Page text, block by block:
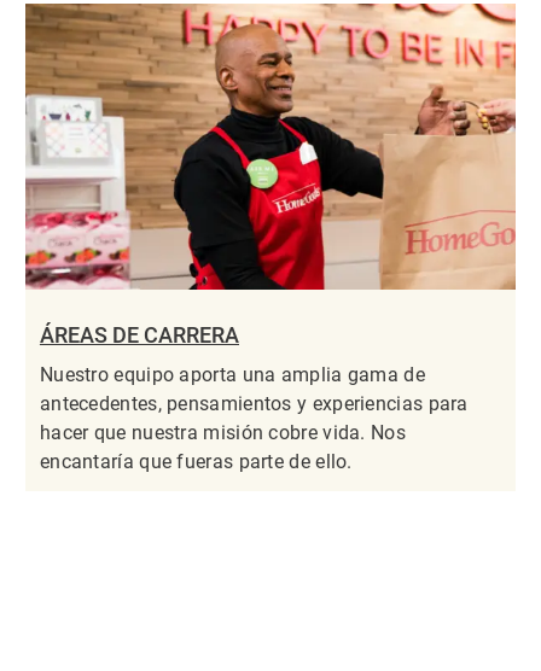
ÁREAS DE CARRERA
Nuestro equipo aporta una amplia gama de
antecedentes, pensamientos y experiencias para
hacer que nuestra misión cobre vida. Nos
encantaría que fueras parte de ello.